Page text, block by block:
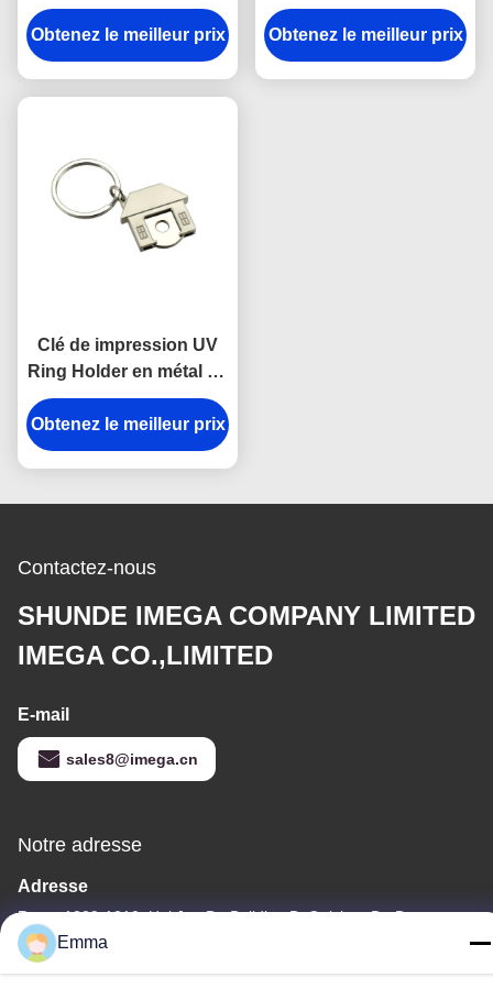
Keyring d'écouteur
d'émail rose de fer
Obtenez le meilleur prix
casque de Pantone de
souvenir émaillent
l'épaisseur d'Iron Man
Obtenez le meilleur prix
Clé de impression UV
Ring Holder en métal de
Chambre de chariot de
porte-clés mignon
symbolique de forme
Obtenez le meilleur prix
Contactez-nous
SHUNDE IMEGA COMPANY LIMITED
IMEGA CO.,LIMITED
E-mail
sales8@imega.cn
Notre adresse
Adresse
Room 1209-1210, Hai Jun Da Building B, Guizhou Da Dao
Zhong, Ronggui, Shunde, Foshan, Guangdong, China
Emma